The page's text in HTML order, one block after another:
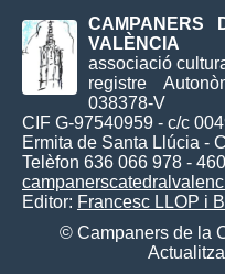
CAMPANERS
VALÈNCIA
associació
registre
038378-V
CIF G-97540959 - c/c
Ermita de Santa Llúcia -
Telèfon 636 066 978 -
Editor: Francesc LLOP i
© Campaners de la